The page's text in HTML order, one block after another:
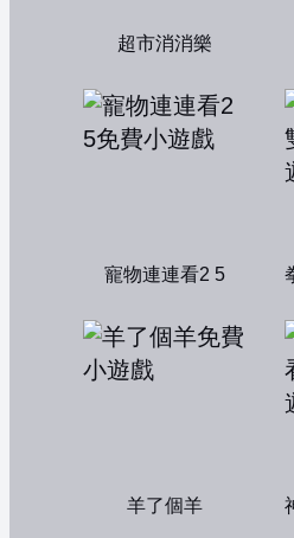
超市消消樂
寵物連連看2 5
羊了個羊